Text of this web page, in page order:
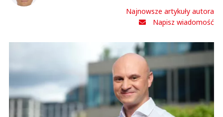
Najnowsze artykuły autora
Napisz wiadomość